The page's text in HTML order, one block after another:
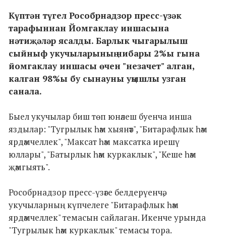
Күптән түгел Рособрнадзор пресс-үзәк
тарафыннан Йомгаклау иншасына
нәтиҗәләр ясалды. Барлык чыгарылыш
сыйныф укучыларының нибары 2%ы гына
йомгаклау иншасы өчен "незачет" алган,
калган 98%ы бу сынауны уңышлы узган
санала.
Быел укучылар биш төп юнәлеш буенча инша
яздылар: "Тугрылык һәм хыянәт", "Битарафлык һәм
ярдәмчеллек", "Максат һәм максатка ирешү
юллары", "Батырлык һәм куркаклык", "Кеше һәм
җәмгыять".
Рособрнадзор пресс-үзәге белдерүенчә,
укучыларның күпчелеге "Битарафлык һәм
ярдәмчеллек" темасын сайлаган. Икенче урында
"Тугрылык һәм куркаклык" темасы тора.